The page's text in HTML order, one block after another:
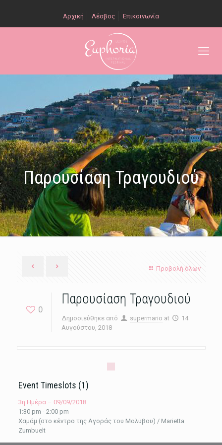
Αρχική Λέσβος Επικοινωνία
Παρουσίαση Τραγουδιού
Προβολή όλων
0
Παρουσίαση Τραγουδιού
Δημοσιεύθηκε από supermario at
14
Αυγούστου, 2018
Event Timeslots (1)
3η Ημέρα – 09/09/2018
1:30 pm -2:00 pm
Χαμάμ (στο κέντρο της Αγοράς του Μολύβου) / Marietta
Zumbuelt